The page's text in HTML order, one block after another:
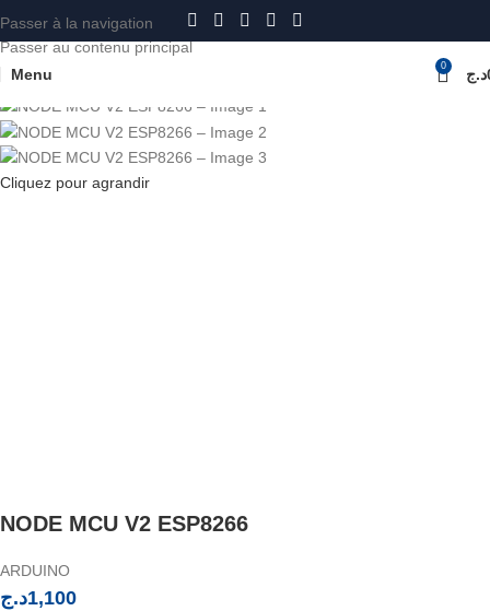
Passer à la navigation
Passer au contenu principal
Menu
0 د.ج Accueil
Cliquez pour agrandir
NODE MCU V2 ESP8266
ARDUINO
1,100د.ج